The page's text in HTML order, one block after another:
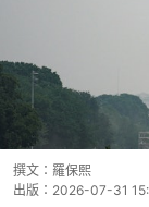
撰文： 羅保熙
出版： 2026-07-31